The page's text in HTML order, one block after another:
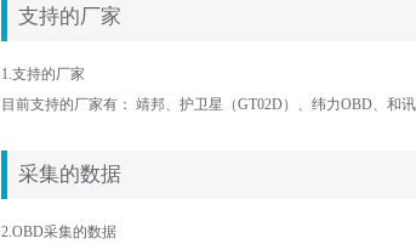
支持的厂家
1.支持的厂家
目前支持的厂家有： 靖邦、护卫星（GT02D）、纬力OBD、和讯
采集的数据
2.OBD采集的数据